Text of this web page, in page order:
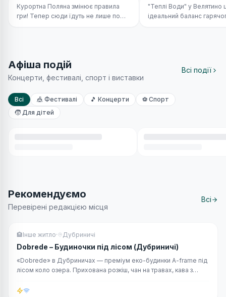
Курортна Поляна змінює правила
гри! Тепер сюди їдуть не лише по
тиждень відпустки
"Теплі Води" у Велятино
ідеальний баланс
Афіша подій
Концерти, фестивалі, спорт і виставки
Всі події
Всі 🎪 Фестивалі 🎵 Концерти
⚽ Спорт
🧒 Для дітей
Рекомендуємо
Перевірені редакцією місця
Всі
ТОП вибір
🏨Інше житло· Дубриничі
Dobrede – Будиночки під лісом (Дубриничі)
«Dobrede» в Дубриничах — преміум еко-будинки A-frame під
лісом коло озера. Прихована розкіш, чан на травах, кава з